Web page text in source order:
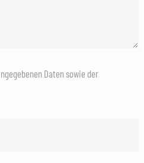
Daten sowie der